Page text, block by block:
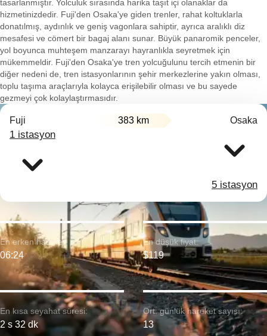
tasarlanmıştır. Yolculuk sırasında harika taşıt içi olanaklar da
hizmetinizdedir. Fuji'den Osaka'ye giden trenler, rahat koltuklarla
donatılmış, aydınlık ve geniş vagonlara sahiptir, ayrıca aralıklı diz
mesafesi ve cömert bir bagaj alanı sunar. Büyük panaromik penceler,
yol boyunca muhteşem manzarayı hayranlıkla seyretmek için
mükemmeldir. Fuji'den Osaka'ye tren yolcuğulunu tercih etmenin bir
diğer nedeni de, tren istasyonlarının şehir merkezlerine yakın olması,
toplu taşıma araçlarıyla kolayca erişilebilir olması ve bu sayede
gezmeyi çok kolaylaştırmasıdır.
Fuji 383 km Osaka
1 istasyon
5 istasyon
En kısa seyahat süresi:
2 s 32 dk
En erken hareket:
06:24
En düşük fiyat:
$119
Ort. günlük hareket sayısı:
13